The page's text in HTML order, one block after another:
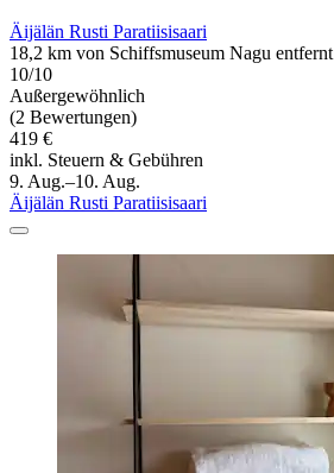
Äijälän Rusti Paratiisisaari
18,2 km von Schiffsmuseum Nagu entfernt
10/10
Außergewöhnlich
(2 Bewertungen)
419 €
inkl. Steuern & Gebühren
9. Aug.–10. Aug.
Äijälän Rusti Paratiisisaari